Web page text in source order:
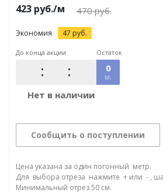
423 руб./м 470руб.
Экономия 47 руб.
До конца акции Остаток
0
м.
Нет в наличии
Сообщить о поступлении
Цена указана за один погонный метр.
Для выбора отреза нажмите + или - ,
Минимальный отрез 50 см.